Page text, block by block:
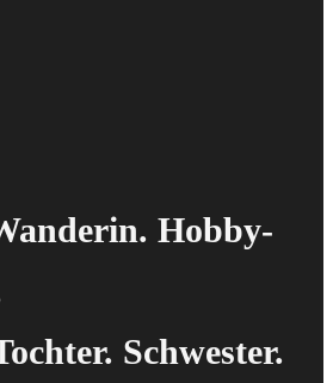
Hobby-
Schwester.